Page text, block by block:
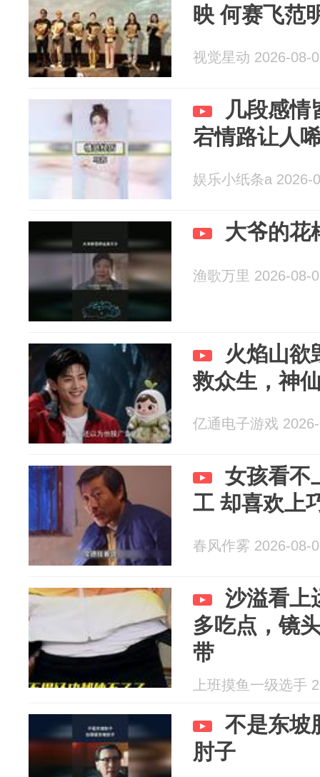
映 何赛飞范
视觉星动 2026-08-
几段感情
宕情路让人
娱乐小纸条a 2026-
大爷的花
渔歌万里 2026-08-
火焰山欲
救众生，神
亿通电子游戏
女孩看不
工 却喜欢上
春风作雾 2026-08-
沙溢看上
多吃点，镜
带
上班摸鱼一级选手
不是东坡
肘子